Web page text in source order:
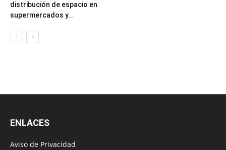
distribución de espacio en
supermercados y...
ENLACES
Aviso de Privacidad